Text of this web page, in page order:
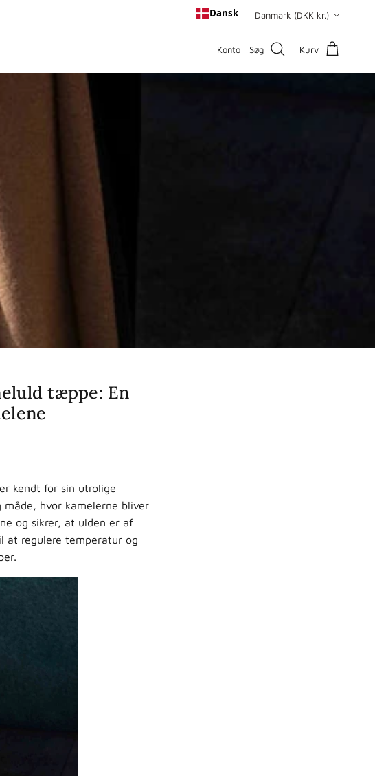
Dansk Danmark (DKK kr.)
Konto Søg Kurv
tæppe: En
kendt for sin utrolige
hvor kamelerne bliver
og sikrer, at ulden er af
at regulere temperatur og